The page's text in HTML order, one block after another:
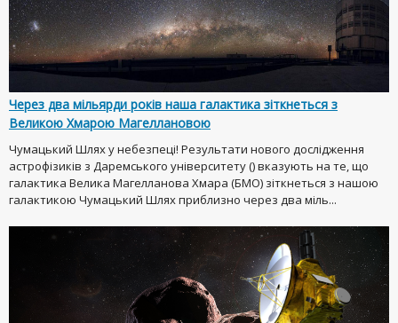
Через два мільярди років наша галактика зіткнеться з
Великою Хмарою Магеллановою
Чумацький Шлях у небезпеці! Результати нового дослідження
астрофізиків з Даремського університету () вказують на те, що
галактика Велика Магелланова Хмара (БМО) зіткнеться з нашою
галактикою Чумацький Шлях приблизно через два міль...